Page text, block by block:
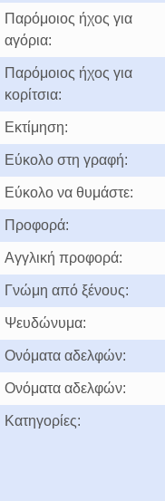
Παρόμοιος ήχος για
αγόρια:
Παρόμοιος ήχος για
κορίτσια:
Εκτίμηση:
Εύκολο στη γραφή:
Εύκολο να θυμάστε:
Προφορά:
Αγγλική προφορά:
Γνώμη από ξένους:
Ψευδώνυμα:
Ονόματα αδελφών:
Ονόματα αδελφών:
Κατηγορίες: